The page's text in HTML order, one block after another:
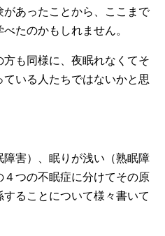
あったことから、ここまで
たのかもしれません。
も同様に、夜眠れなくてそ
いる人たちではないかと思
害）、眠りが浅い（熟眠障
つの不眠症に分けてその原
ることについて様々書いて